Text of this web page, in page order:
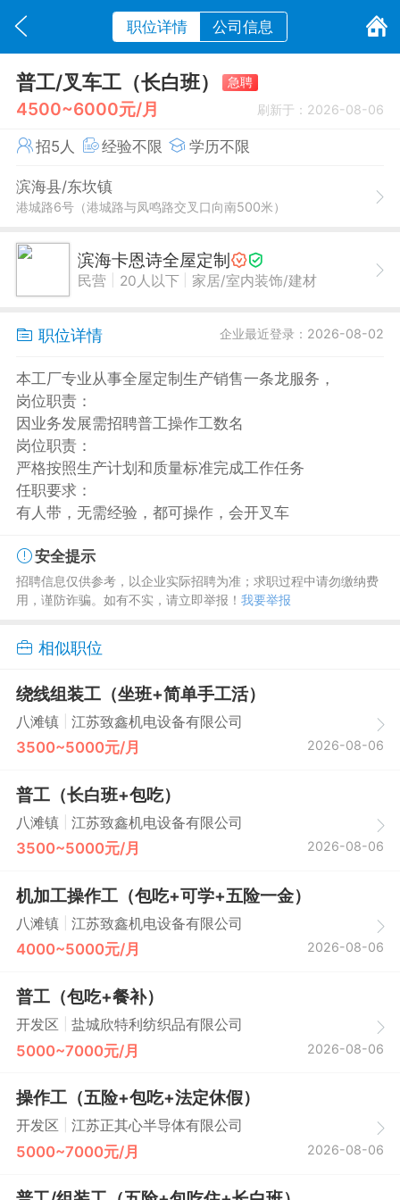
职位详情 公司信息
普工/叉车工（长白班） 急聘
4500~6000元/月 刷新于：2026-08-06
招5人 经验不限 学历不限
滨海县/东坎镇
港城路6号（港城路与凤鸣路交叉口向南500米）
滨海卡恩诗全屋定制
民营 20人以下 家居/室内装饰/建材
职位详情 企业最近登录：2026-08-02
本工厂专业从事全屋定制生产销售一条龙服务，
岗位职责：
因业务发展需招聘普工操作工数名
岗位职责：
严格按照生产计划和质量标准完成工作任务
任职要求：
有人带，无需经验，都可操作，会开叉车
安全提示
招聘信息仅供参考，以企业实际招聘为准；求职过程中请勿缴纳费
用，谨防诈骗。如有不实，请立即举报！ 我要举报
相似职位
绕线组装工（坐班+简单手工活）
八滩镇 江苏致鑫机电设备有限公司
3500~5000元/月 2026-08-06
普工（长白班+包吃）
八滩镇 江苏致鑫机电设备有限公司
3500~5000元/月 2026-08-06
机加工操作工（包吃+可学+五险一金）
八滩镇 江苏致鑫机电设备有限公司
4000~5000元/月 2026-08-06
普工（包吃+餐补）
开发区 盐城欣特利纺织品有限公司
5000~7000元/月 2026-08-06
操作工（五险+包吃+法定休假）
开发区 江苏正其心半导体有限公司
5000~7000元/月 2026-08-06